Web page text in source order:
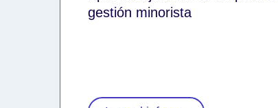
gestión minorista